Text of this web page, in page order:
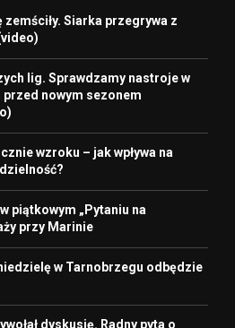
Siarka przegrywa z
lig. Sprawdzamy nastroje w
nowym sezonem
wzroku – jak wpływa na
piątkowym „Pytaniu na
przy Marinie
w Tarnobrzegu odbędzie
dyskusję. Radny pyta o